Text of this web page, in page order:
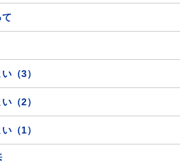
（3）
（2）
（1）